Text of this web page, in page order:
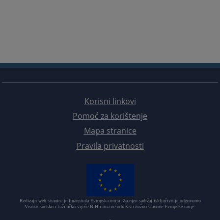
Korisni linkovi
Pomoć za korištenje
Mapa stranice
Pravila privatnosti
Redizajn web stranice je finansirala Evropska unija. Za njen sadržaj isključivo je odgovorno
Visoko sudsko i tužilačko vijeće BiH i ona ne odražava nužno stavove Evropske unije.